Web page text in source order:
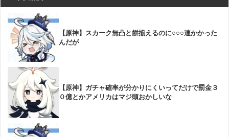
【原神】スカーク無凸と餅揃えるのに○○○連かかった
んだが
【原神】ガチャ確率が分かりにくいってだけで罰金３
０億とかアメリカはマジ頭おかしいな